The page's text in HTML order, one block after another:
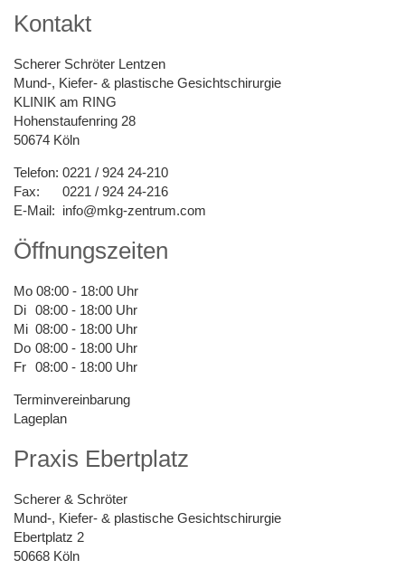
Kontakt
Scherer Schröter Lentzen
Mund-, Kiefer- & plastische Gesichtschirurgie
KLINIK am RING
Hohenstaufenring 28
50674 Köln
Telefon: 0221 / 924 24-210
Fax:
0221 / 924 24-216
E-Mail: info@mkg-zentrum.com
Öffnungszeiten
Mo 08:00 - 18:00 Uhr
Di 08:00 - 18:00 Uhr
Mi 08:00 - 18:00 Uhr
Do 08:00 - 18:00 Uhr
Fr 08:00 - 18:00 Uhr
Terminvereinbarung
Lageplan
Praxis Ebertplatz
Scherer & Schröter
Mund-, Kiefer- & plastische Gesichtschirurgie
Ebertplatz 2
50668 Köln